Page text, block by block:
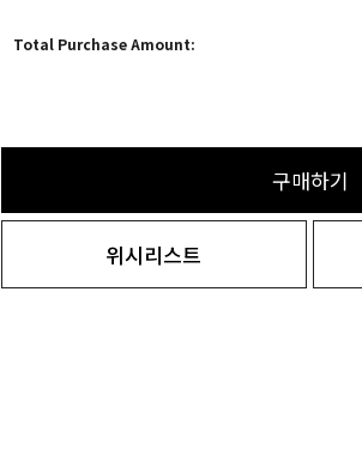
Total Purchase Amount:
구매하기
위시리스트